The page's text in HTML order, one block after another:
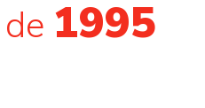
de 1995